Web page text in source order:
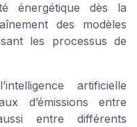
énergétique dès la
des modèles
les processus de
artificielle
d’émissions entre
entre différents